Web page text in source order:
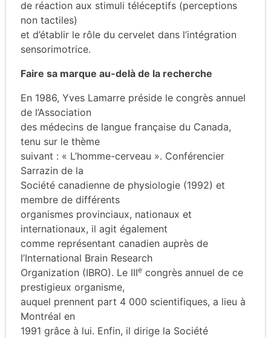
de réaction aux stimuli téléceptifs (perceptions
non tactiles)
et d’établir le rôle du cervelet dans l’intégration
sensorimotrice.
Faire sa marque au-delà de la recherche
En 1986, Yves Lamarre préside le congrès annuel
de l’Association
des médecins de langue française du Canada,
tenu sur le thème
suivant : « L’homme-cerveau ». Conférencier
Sarrazin de la
Société canadienne de physiologie (1992) et
membre de différents
organismes provinciaux, nationaux et
internationaux, il agit également
comme représentant canadien auprès de
l’International Brain Research
Organization (IBRO). Le IIIe congrès annuel de ce
prestigieux organisme,
auquel prennent part 4 000 scientifiques, a lieu à
Montréal en
1991 grâce à lui. Enfin, il dirige la Société